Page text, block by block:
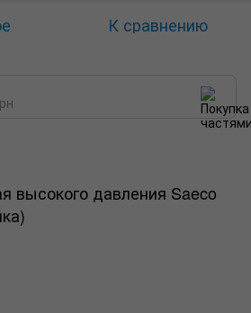
К сравнению
высокого давления Saeco